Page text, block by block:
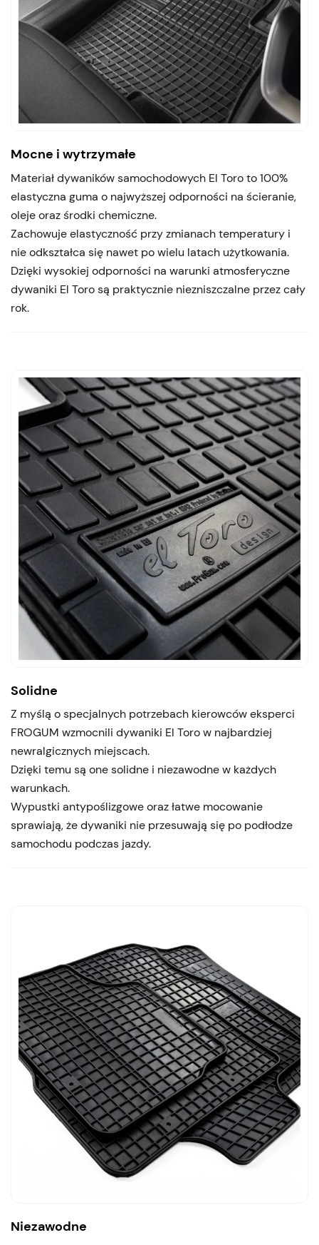
Mocne i wytrzymałe
Materiał dywaników samochodowych El Toro to 100%
elastyczna guma o najwyższej odporności na ścieranie,
oleje oraz środki chemiczne.
Zachowuje elastyczność przy zmianach temperatury i
nie odkształca się nawet po wielu latach użytkowania.
Dzięki wysokiej odporności na warunki atmosferyczne
dywaniki El Toro są praktycznie niezniszczalne przez cały
rok.
Solidne
Z myślą o specjalnych potrzebach kierowców eksperci
FROGUM wzmocnili dywaniki El Toro w najbardziej
newralgicznych miejscach.
Dzięki temu są one solidne i niezawodne w każdych
warunkach.
Wypustki antypoślizgowe oraz łatwe mocowanie
sprawiają, że dywaniki nie przesuwają się po podłodze
samochodu podczas jazdy.
Niezawodne